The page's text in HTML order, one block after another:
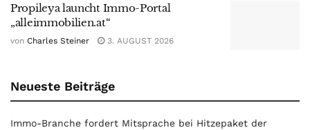
Propileya launcht Immo-Portal
„alleimmobilien.at“
von Charles Steiner 3. AUGUST 2026
Neueste Beiträge
Immo-Branche fordert Mitsprache bei Hitzepaket der